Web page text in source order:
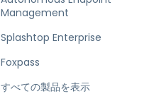
Management
Splashtop Enterprise
Foxpass
すべての製品を表示